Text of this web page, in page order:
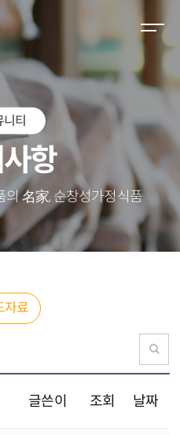
M
u
p
n
니티
항
名家, 순창성가정식품
자료
글쓴이 조회 날짜